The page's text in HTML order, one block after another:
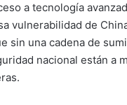
a tecnología
vulnerabilidad de
sin una cadena de
nacional están a